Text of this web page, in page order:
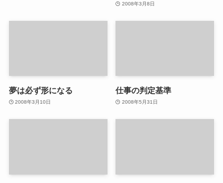
2008年3月8日
夢は必ず形になる
2008年3月10日
仕事の判定基準
2008年5月31日